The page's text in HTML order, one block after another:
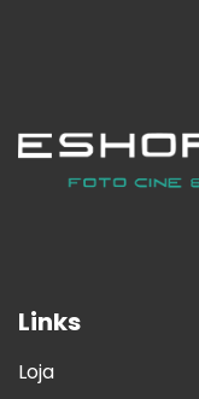
Links
Loja